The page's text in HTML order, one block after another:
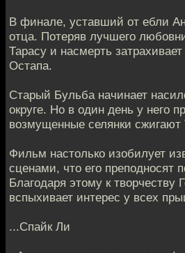
В финале, уставший от ебли
отца. Потеряв лучшего
Тарасу и насмерть
Остапа.
Старый Бульба начинает
округе. Но в один день у него
возмущенные селянки сжигают
Фильм настолько изобилует
сценами, что его преподносят
Благодаря этому к творчеству
вспыхивает интерес у всех
...Спайк Ли